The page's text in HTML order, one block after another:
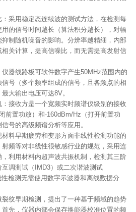
大输出电压可达8V。
号的高级频谱分析等应用。